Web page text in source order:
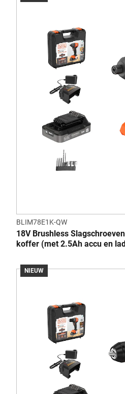
BLIM78E1K-QW
18V Brushless
koffer (met 2.5Ah accu en
NIEUW